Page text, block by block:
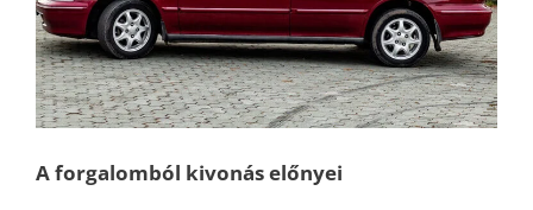
A forgalomból kivonás előnyei